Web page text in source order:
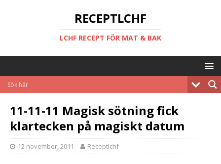
RECEPTLCHF
LCHF RECEPT FÖR MAT & BAK
11-11-11 Magisk sötning fick
klartecken på magiskt datum
12 november, 2011 Receptlchf